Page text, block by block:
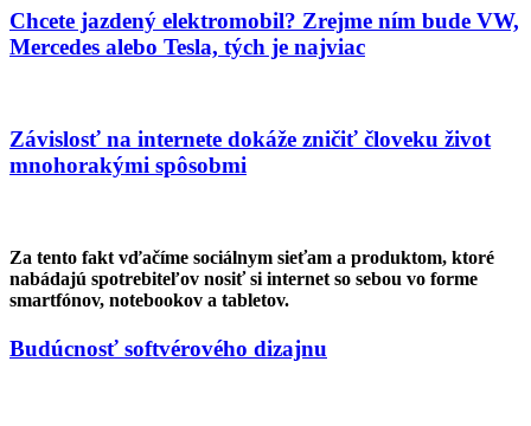
Chcete jazdený elektromobil? Zrejme ním bude VW,
Mercedes alebo Tesla, tých je najviac
Závislosť na internete dokáže zničiť človeku život
mnohorakými spôsobmi
Za tento fakt vďačíme sociálnym sieťam a produktom, ktoré
nabádajú spotrebiteľov nosiť si internet so sebou vo forme
smartfónov, notebookov a tabletov.
Budúcnosť softvérového dizajnu